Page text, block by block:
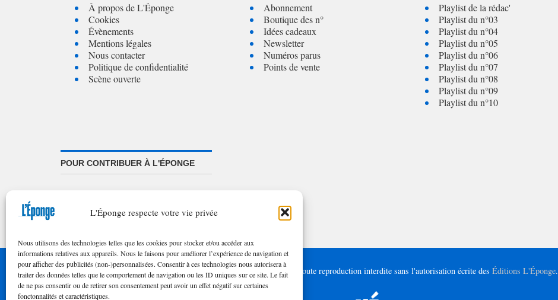
L'Éponge respecte votre vie privée
Nous utilisons des technologies telles que les cookies pour stocker et/ou accéder aux
informations relatives aux appareils. Nous le faisons pour améliorer l’expérience de navigation et
pour afficher des publicités (non-)personnalisées. Consentir à ces technologies nous autorisera à
traiter des données telles que le comportement de navigation ou les ID uniques sur ce site. Le fait
de ne pas consentir ou de retirer son consentement peut avoir un effet négatif sur certaines
fonctonnalités et caractéristiques.
À propos de L'Éponge
Cookies
Évènements
Mentions légales
Nous contacter
Politique de confidentialité
Scène ouverte
Abonnement
Boutique des n°
Idées cadeaux
Newsletter
Numéros parus
Points de vente
Playlist de la rédac'
Playlist du n°03
Playlist du n°04
Playlist du n°05
Playlist du n°06
Playlist du n°07
Playlist du n°08
Playlist du n°09
Playlist du n°10
POUR CONTRIBUER À L'ÉPONGE
FAQ de nos appels
© 2023 – 2025 | Toute reproduction interdite sans l'autorisation écrite des Éditions L'Éponge.